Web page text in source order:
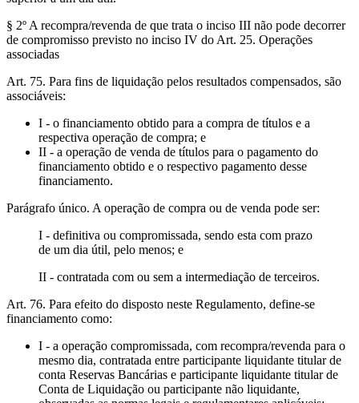
§ 2º A recompra/revenda de que trata o inciso III não pode decorrer
de compromisso previsto no inciso IV do Art. 25. Operações
associadas
Art. 75. Para fins de liquidação pelos resultados compensados, são
associáveis:
I - o financiamento obtido para a compra de títulos e a
respectiva operação de compra; e
II - a operação de venda de títulos para o pagamento do
financiamento obtido e o respectivo pagamento desse
financiamento.
Parágrafo único. A operação de compra ou de venda pode ser:
I - definitiva ou compromissada, sendo esta com prazo
de um dia útil, pelo menos; e
II - contratada com ou sem a intermediação de terceiros.
Art. 76. Para efeito do disposto neste Regulamento, define-se
financiamento como:
I - a operação compromissada, com recompra/revenda para o
mesmo dia, contratada entre participante liquidante titular de
conta Reservas Bancárias e participante liquidante titular de
Conta de Liquidação ou participante não liquidante,